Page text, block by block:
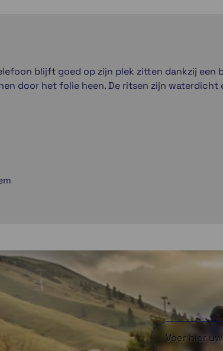
blijft goed op zijn plek zitten dankzij
door het folie heen. De ritsen zijn